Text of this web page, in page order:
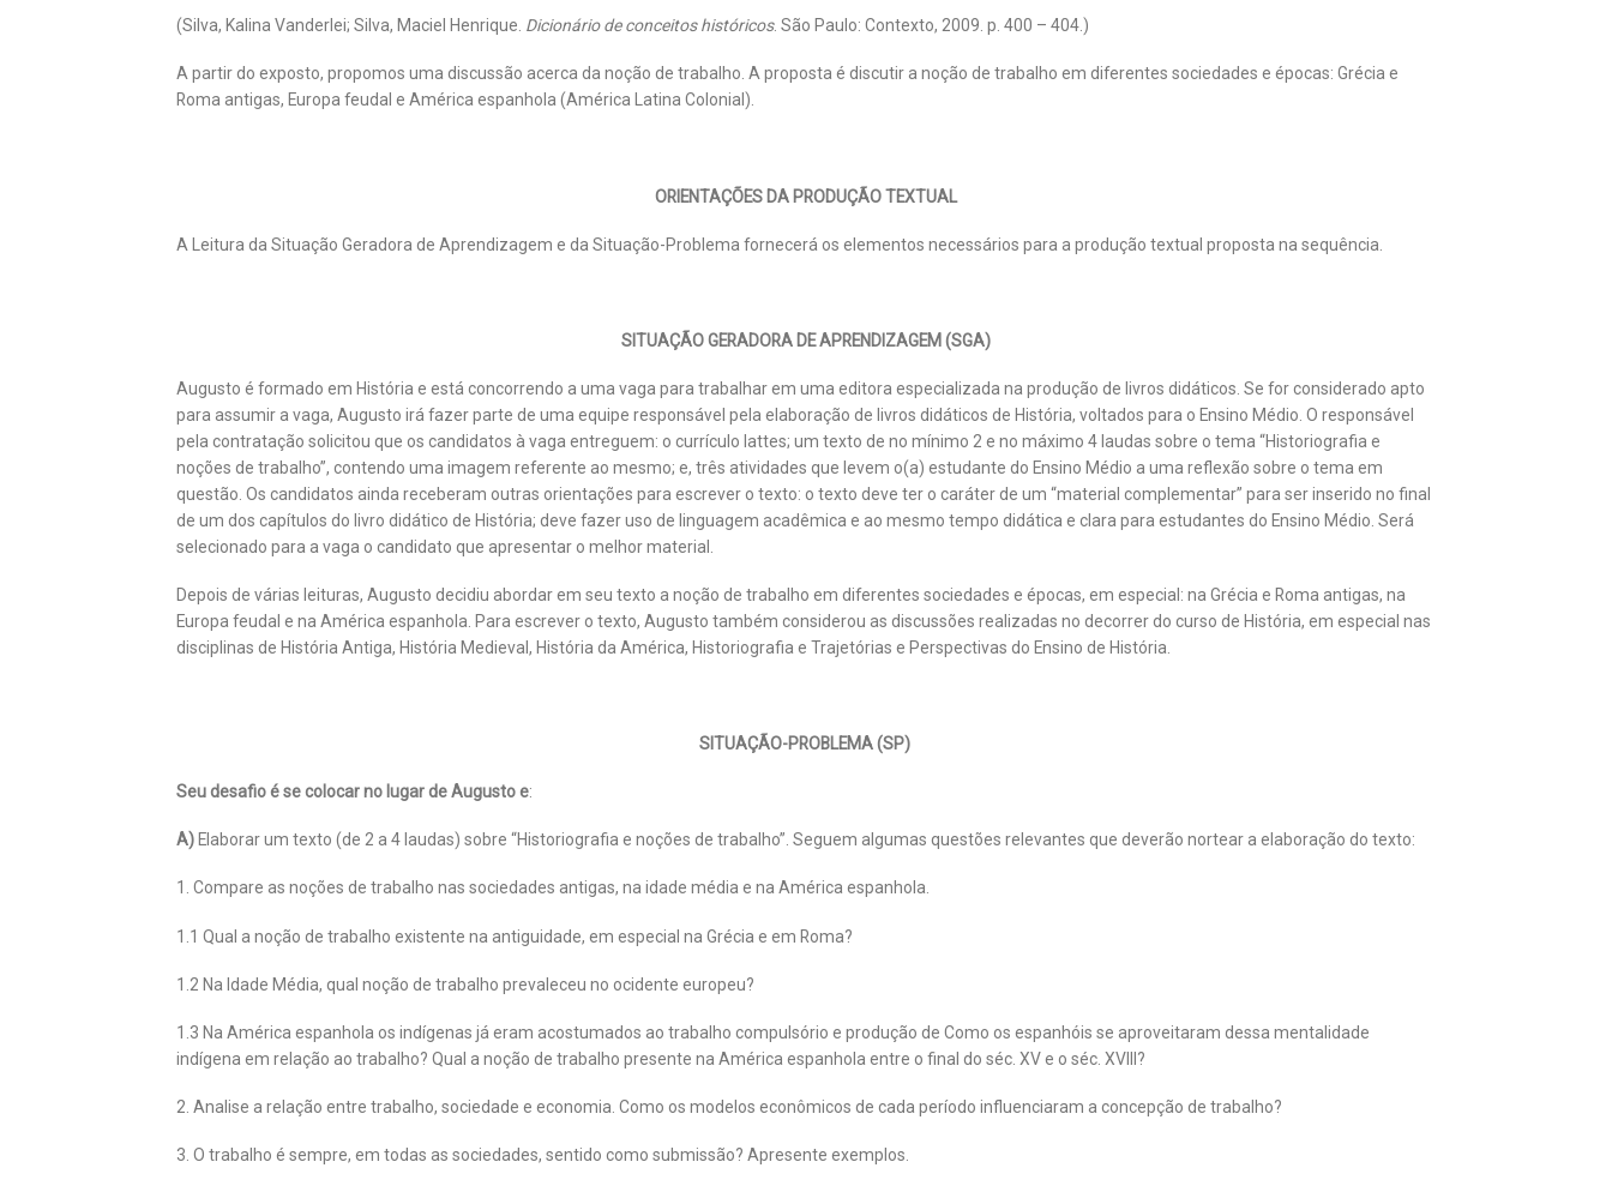
(Silva, Kalina Vanderlei; Silva, Maciel Henrique. Dicionário de conceitos históricos. São Paulo: Contexto, 2009. p. 400 – 404.)
A partir do exposto, propomos uma discussão acerca da noção de trabalho. A proposta é discutir a noção de trabalho em diferentes sociedades e épocas: Grécia e
Roma antigas, Europa feudal e América espanhola (América Latina Colonial).
ORIENTAÇÕES DA PRODUÇÃO TEXTUAL
A Leitura da Situação Geradora de Aprendizagem e da Situação-Problema fornecerá os elementos necessários para a produção textual proposta na sequência.
SITUAÇÃO GERADORA DE APRENDIZAGEM (SGA)
Augusto é formado em História e está concorrendo a uma vaga para trabalhar em uma editora especializada na produção de livros didáticos. Se for considerado apto
para assumir a vaga, Augusto irá fazer parte de uma equipe responsável pela elaboração de livros didáticos de História, voltados para o Ensino Médio. O responsável
pela contratação solicitou que os candidatos à vaga entreguem: o currículo lattes; um texto de no mínimo 2 e no máximo 4 laudas sobre o tema “Historiografia e
noções de trabalho”, contendo uma imagem referente ao mesmo; e, três atividades que levem o(a) estudante do Ensino Médio a uma reflexão sobre o tema em
questão. Os candidatos ainda receberam outras orientações para escrever o texto: o texto deve ter o caráter de um “material complementar” para ser inserido no final
de um dos capítulos do livro didático de História; deve fazer uso de linguagem acadêmica e ao mesmo tempo didática e clara para estudantes do Ensino Médio. Será
selecionado para a vaga o candidato que apresentar o melhor material.
Depois de várias leituras, Augusto decidiu abordar em seu texto a noção de trabalho em diferentes sociedades e épocas, em especial: na Grécia e Roma antigas, na
Europa feudal e na América espanhola. Para escrever o texto, Augusto também considerou as discussões realizadas no decorrer do curso de História, em especial nas
disciplinas de História Antiga, História Medieval, História da América, Historiografia e Trajetórias e Perspectivas do Ensino de História.
SITUAÇÃO-PROBLEMA (SP)
Seu desafio é se colocar no lugar de Augusto e:
A) Elaborar um texto (de 2 a 4 laudas) sobre “Historiografia e noções de trabalho”. Seguem algumas questões relevantes que deverão nortear a elaboração do texto:
1. Compare as noções de trabalho nas sociedades antigas, na idade média e na América espanhola.
1.1 Qual a noção de trabalho existente na antiguidade, em especial na Grécia e em Roma?
1.2 Na Idade Média, qual noção de trabalho prevaleceu no ocidente europeu?
1.3 Na América espanhola os indígenas já eram acostumados ao trabalho compulsório e produção de Como os espanhóis se aproveitaram dessa mentalidade
indígena em relação ao trabalho? Qual a noção de trabalho presente na América espanhola entre o final do séc. XV e o séc. XVIII?
2. Analise a relação entre trabalho, sociedade e economia. Como os modelos econômicos de cada período influenciaram a concepção de trabalho?
3. O trabalho é sempre, em todas as sociedades, sentido como submissão? Apresente exemplos.